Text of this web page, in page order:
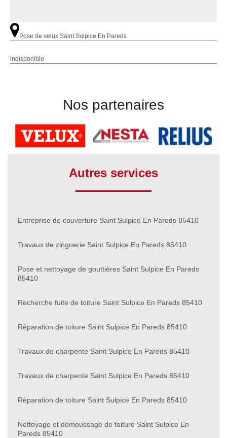
Pose de velux Saint Sulpice En Pareds
indisponible
Nos partenaires
Autres services
Entreprise de couverture Saint Sulpice En Pareds 85410
Travaux de zinguerie Saint Sulpice En Pareds 85410
Pose et nettoyage de gouttières Saint Sulpice En Pareds
85410
Recherche fuite de toiture Saint Sulpice En Pareds 85410
Réparation de toiture Saint Sulpice En Pareds 85410
Travaux de charpente Saint Sulpice En Pareds 85410
Travaux de charpente Saint Sulpice En Pareds 85410
Réparation de toiture Saint Sulpice En Pareds 85410
Nettoyage et démoussage de toiture Saint Sulpice En
Pareds 85410